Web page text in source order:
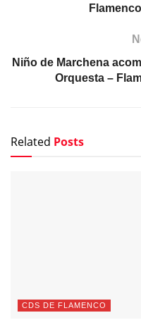
Niño de Marchena
Orquesta –
Related Posts
CDS DE FLAMENCO